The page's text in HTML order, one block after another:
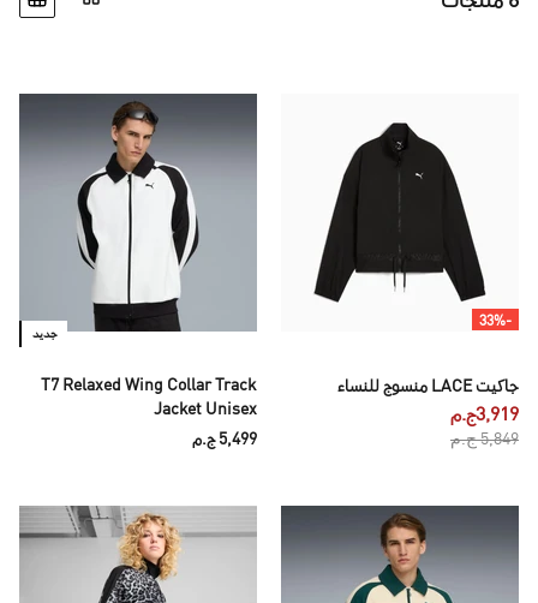
-33%
جاكيت LACE منسوج للنساء
5,849 ج.م
3,919ج.م
جديد
T7 Relaxed Wing Collar Track
Jacket Unisex
5,499 ج.م